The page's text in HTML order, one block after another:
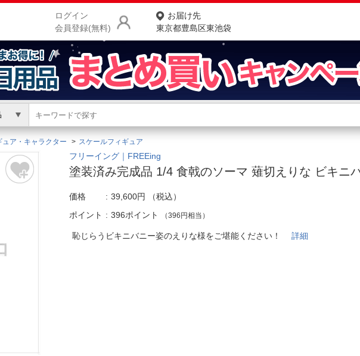
ログイン
会員登録(無料)
お届け先
東京都豊島区東池袋
商品をさがす
ランキングからさがす
カテゴリ一覧からさがす
お客様サポート
ュア・キャラクター スケールフィギュア
フリーイング｜FREEing
塗装済み完成品 1/4 食戟のソーマ 薙切えりな ビキニ
価格 39,600円
（税込）
ポイント
396ポイント （396円相当）
恥じらうビキニバニー姿のえりな様をご堪能ください！詳細